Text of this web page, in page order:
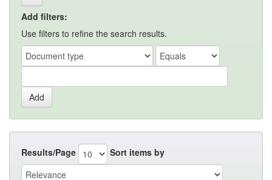
Add filters:
Use filters to refine the search results.
Results/Page Sort items by